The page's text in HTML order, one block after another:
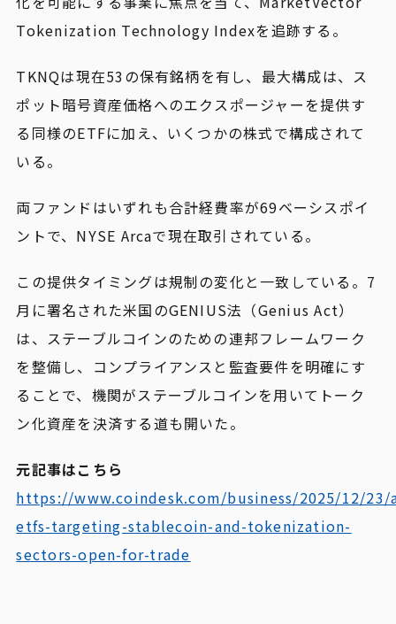
Tokenization Technology Indexを追跡する。
TKNQは現在53の保有銘柄を有し、最大構成は、ス
ポット暗号資産価格へのエクスポージャーを提供す
る同様のETFに加え、いくつかの株式で構成されて
いる。
両ファンドはいずれも合計経費率が69ベーシスポイ
ントで、NYSE Arcaで現在取引されている。
この提供タイミングは規制の変化と一致している。7
月に署名された米国のGENIUS法（Genius Act）
は、ステーブルコインのための連邦フレームワーク
を整備し、コンプライアンスと監査要件を明確にす
ることで、機関がステーブルコインを用いてトーク
ン化資産を決済する道も開いた。
元記事はこちら
https://www.coindesk.com/business/2025/12/
etfs-targeting-stablecoin-and-tokenization-
sectors-open-for-trade